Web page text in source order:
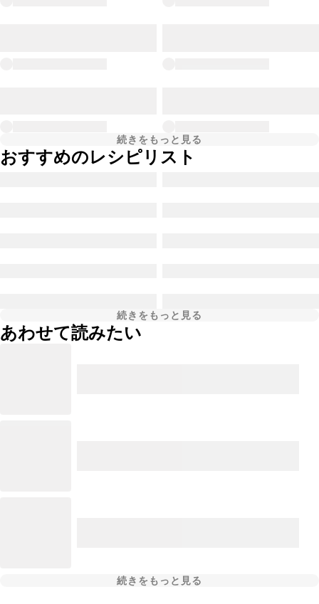
続きをもっと見る
おすすめのレシピリスト
続きをもっと見る
あわせて読みたい
続きをもっと見る